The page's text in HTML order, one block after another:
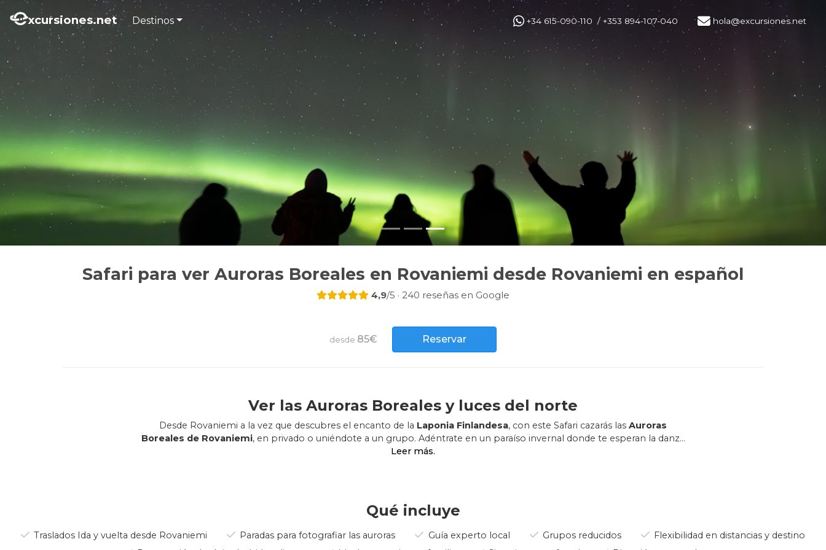
xcursiones.net Destinos +34 615-090-110 / +353 894-107-040 hola@excursiones.net
Safari para ver Auroras Boreales en Rovaniemi desde Rovaniemi en español
4,9/5 · 240 reseñas en Google
desde 85€ Reservar
Ver las Auroras Boreales y luces del norte
Desde Rovaniemi a la vez que descubres el encanto de la Laponia Finlandesa, con este Safari cazarás las Auroras
Boreales de Rovaniemi, en privado o uniéndote a un grupo. Adéntrate en un paraíso invernal donde te esperan la danza
celestial de la Aurora Boreal.
uno de los mejores destinos para la observación de auroras
pueblo, subiremos a un cómodo vehículo especialmente equipado para las condiciones de invierno en Rovaniemi. La
Qué incluye
Traslados Ida y vuelta desde Rovaniemi Paradas para fotografiar las auroras Guía experto local Grupos reducidos
Flexibilidad en distancias y destino